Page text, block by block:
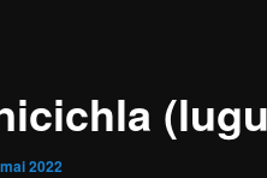
2022